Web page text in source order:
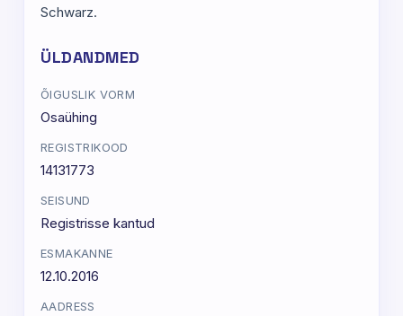
Schwarz.
ÜLDANDMED
ÕIGUSLIK VORM
Osaühing
REGISTRIKOOD
14131773
SEISUND
Registrisse kantud
ESMAKANNE
12.10.2016
AADRESS